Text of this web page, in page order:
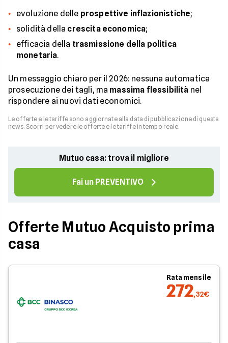
evoluzione delle prospettive inflazionistiche;
solidità della crescita economica;
efficacia della trasmissione della politica
monetaria.
Un messaggio chiaro per il 2026: nessuna automatica
prosecuzione dei tagli, ma massima flessibilità nel
rispondere ai nuovi dati economici.
Le offerte e le tariffe sono aggiornate alla data di pubblicazione di questa
news. Scorri per vedere le offerte e le tariffe in tempo reale.
Mutuo casa: trova il migliore
Fai un PREVENTIVO
Offerte Mutuo Acquisto prima
casa
Rata mensile
272,32€